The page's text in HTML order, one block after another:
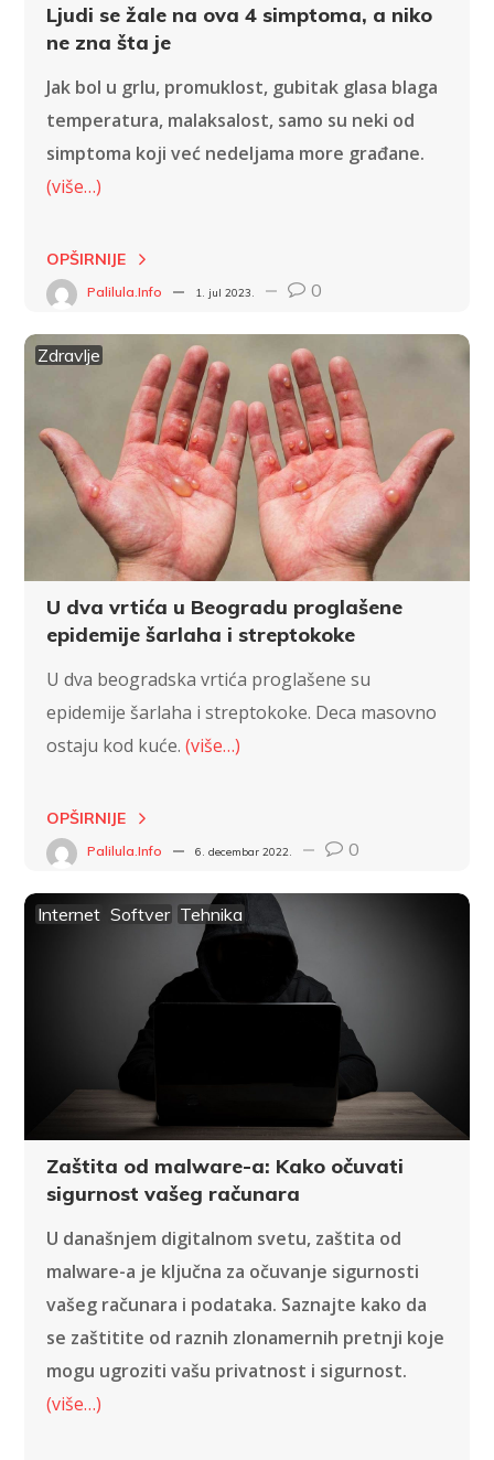
Ljudi se žale na ova 4 simptoma, a niko
ne zna šta je
Jak bol u grlu, promuklost, gubitak glasa blaga
temperatura, malaksalost, samo su neki od
simptoma koji već nedeljama more građane.
(više…)
OPŠIRNIJE
Palilula.info 1. jul 2023. 0
Zdravlje
U dva vrtića u Beogradu proglašene
epidemije šarlaha i streptokoke
U dva beogradska vrtića proglašene su
epidemije šarlaha i streptokoke. Deca masovno
ostaju kod kuće.(više…)
OPŠIRNIJE
Palilula.info 6. decembar 2022. 0
Internet Softver Tehnika
Zaštita od malware-a: Kako očuvati
sigurnost vašeg računara
U današnjem digitalnom svetu, zaštita od
malware-a je ključna za očuvanje sigurnosti
vašeg računara i podataka. Saznajte kako da
se zaštitite od raznih zlonamernih pretnji koje
mogu ugroziti vašu privatnost i sigurnost.
(više…)